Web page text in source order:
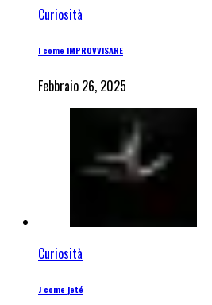
Curiosità
I come IMPROVVISARE
Febbraio 26, 2025
Curiosità
J come jeté